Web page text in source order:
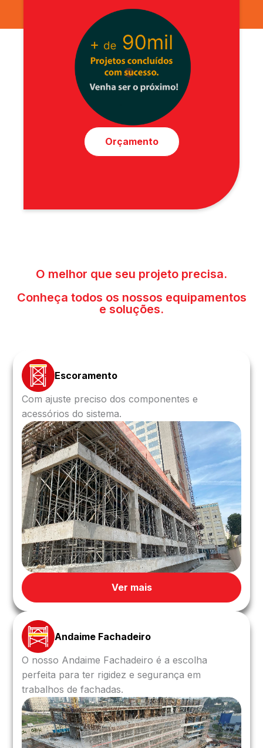
Orçamento
O melhor que seu projeto precisa.
Conheça todos os nossos equipamentos
e soluções.
Escoramento
Com ajuste preciso dos componentes e
acessórios do sistema.
Ver mais
Andaime Fachadeiro
O nosso Andaime Fachadeiro é a escolha
perfeita para ter rigidez e segurança em
trabalhos de fachadas.